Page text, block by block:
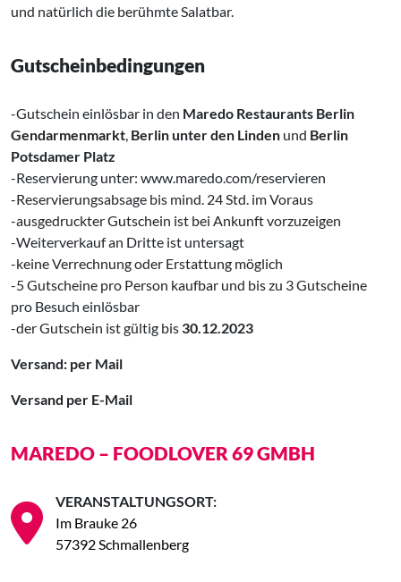
und natürlich die berühmte Salatbar.
Gutscheinbedingungen
-Gutschein einlösbar in den Maredo Restaurants Berlin
Gendarmenmarkt, Berlin unter den Linden und Berlin
Potsdamer Platz
-Reservierung unter: www.maredo.com/reservieren
-Reservierungsabsage bis mind. 24 Std. im Voraus
-ausgedruckter Gutschein ist bei Ankunft vorzuzeigen
-Weiterverkauf an Dritte ist untersagt
-keine Verrechnung oder Erstattung möglich
-5 Gutscheine pro Person kaufbar und bis zu 3 Gutscheine
pro Besuch einlösbar
-der Gutschein ist gültig bis 30.12.2023
Versand: per Mail
Versand per E-Mail
MAREDO – FOODLOVER 69 GMBH
VERANSTALTUNGSORT:
Im Brauke 26
57392 Schmallenberg